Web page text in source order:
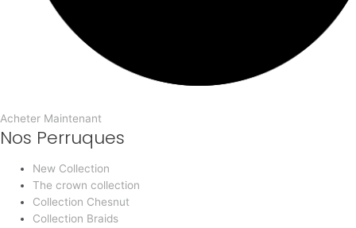
Acheter Maintenant
Nos Perruques
New Collection
The crown collection
Collection Chesnut
Collection Braids